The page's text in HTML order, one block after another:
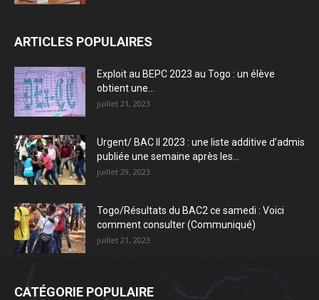
ARTICLES POPULAIRES
Exploit au BEPC 2023 au Togo : un élève
obtient une...
juillet 21, 2023
Urgent/ BAC II 2023 : une liste additive d’admis
publiée une semaine après les...
juillet 29, 2023
Togo/Résultats du BAC2 ce samedi : Voici
comment consulter (Communiqué)
juillet 21, 2023
CATÉGORIE POPULAIRE